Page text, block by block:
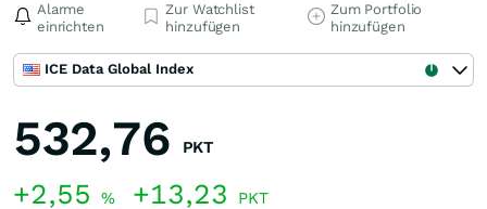
Alarme
einrichten
Zur Watchlist
hinzufügen
Zum Portfolio
hinzufügen
ICE Data Global Index
532,76 PKT
+2,55 % +13,23 PKT